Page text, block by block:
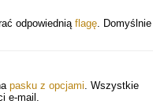
rewelacyjna”.
odpowiedniąflagę. Domyślnie
pasku z opcjami. Wszystkie
e-mail.